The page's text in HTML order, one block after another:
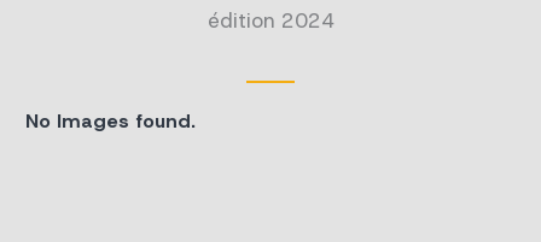
édition 2024
No Images found.